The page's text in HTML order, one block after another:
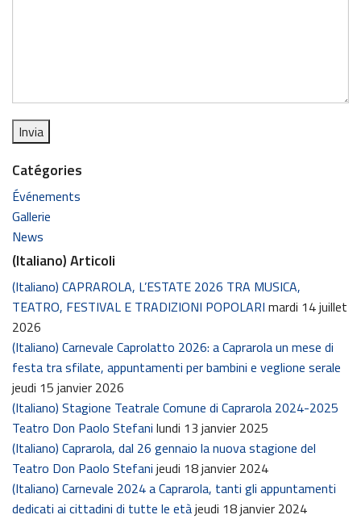
Catégories
Événements
Gallerie
News
(Italiano) Articoli
(Italiano) CAPRAROLA, L’ESTATE 2026 TRA MUSICA,
TEATRO, FESTIVAL E TRADIZIONI POPOLARI mardi 14 juillet
2026
(Italiano) Carnevale Caprolatto 2026: a Caprarola un mese di
festa tra sfilate, appuntamenti per bambini e veglione serale
jeudi 15 janvier 2026
(Italiano) Stagione Teatrale Comune di Caprarola 2024-2025
Teatro Don Paolo Stefani lundi 13 janvier 2025
(Italiano) Caprarola, dal 26 gennaio la nuova stagione del
Teatro Don Paolo Stefani jeudi 18 janvier 2024
(Italiano) Carnevale 2024 a Caprarola, tanti gli appuntamenti
dedicati ai cittadini di tutte le etàjeudi 18 janvier 2024